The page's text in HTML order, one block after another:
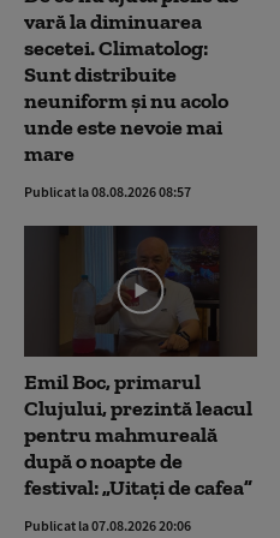
vară la diminuarea
secetei. Climatolog:
Sunt distribuite
neuniform și nu acolo
unde este nevoie mai
mare
Publicat la 08.08.2026 08:57
Emil Boc, primarul
Clujului, prezintă leacul
pentru mahmureală
după o noapte de
festival: „Uitați de cafea”
Publicat la 07.08.2026 20:06